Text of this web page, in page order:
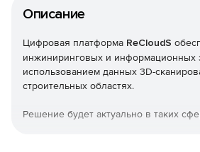
Описание
Цифровая платформа ReCloudS
инжиниринговых и информационных
использованием данных 3D-
строительных областях.
Решение будет актуально в таких